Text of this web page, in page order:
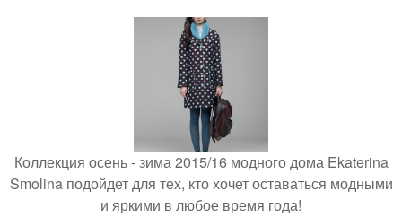
Коллекция осень - зима 2015/16 модного дома Ekaterina
Smolina подойдет для тех, кто хочет оставаться модными
и яркими в любое время года!